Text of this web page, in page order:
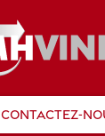
CONTACTEZ-